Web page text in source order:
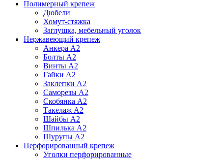
Полимерный крепеж
Дюбели
Хомут-стяжка
Заглушка, мебельный уголок
Нержавеющий крепеж
Анкера А2
Болты А2
Винты А2
Гайки А2
Заклепки А2
Саморезы А2
Скобянка А2
Такелаж А2
Шайбы А2
Шпилька А2
Шурупы А2
Перфорированный крепеж
Уголки перфорированные